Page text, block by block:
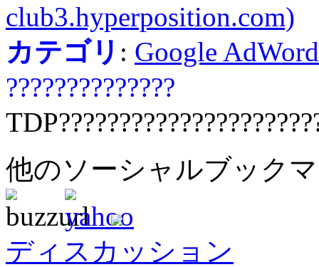
club3.hyperposition.com)
カテゴリ : Google
??????????????
他のソーシャルブック
ディスカッション